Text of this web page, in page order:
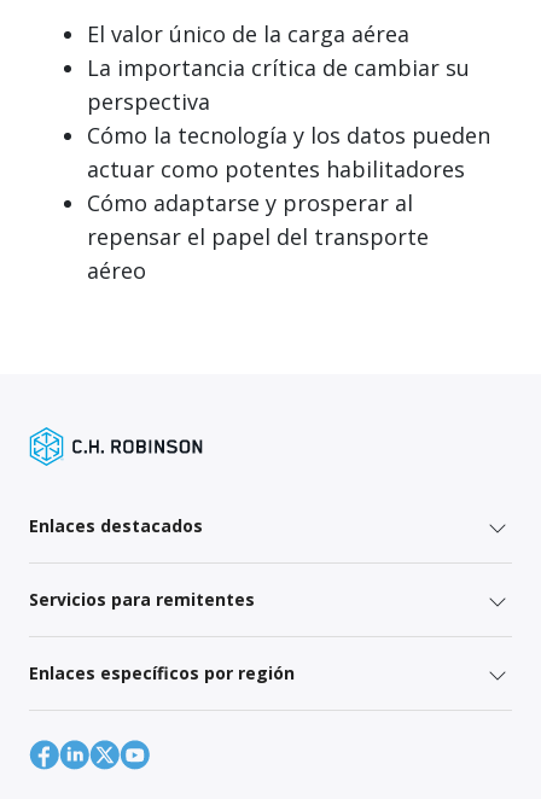
El valor único de la carga aérea
La importancia crítica de cambiar su
perspectiva
Cómo la tecnología y los datos pueden
actuar como potentes habilitadores
Cómo adaptarse y prosperar al
repensar el papel del transporte
aéreo
Enlaces destacados
Servicios para remitentes
Enlaces específicos por región